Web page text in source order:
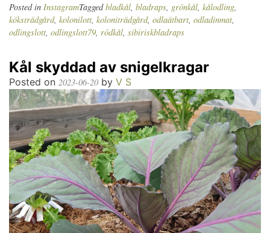
Posted in InstagramTaggedbladkål, bladraps, grönkål, kålodling,
köksträdgård, kolonilott, koloniträdgård, odlaätbart, odladinmat,
odlingslott, odlingslott79, rödkål, sibiriskbladraps
Kål skyddad av snigelkragar
Posted on 2023-06-20 by V S